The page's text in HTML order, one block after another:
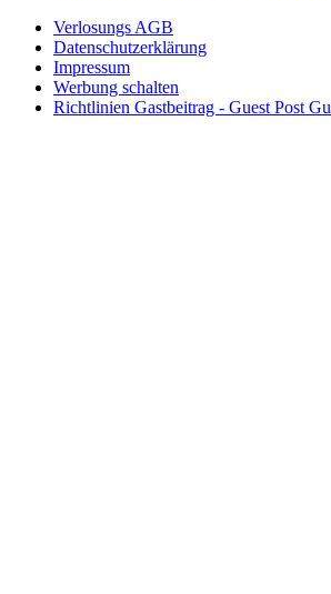
Verlosungs AGB
Datenschutzerklärung
Impressum
Werbung schalten
Richtlinien Gastbeitrag - Guest Post